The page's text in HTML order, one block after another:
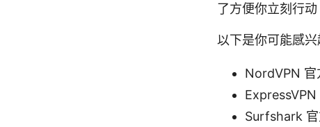
了方便你立刻行
以下是你可能感兴
NordVPN
Surfshark